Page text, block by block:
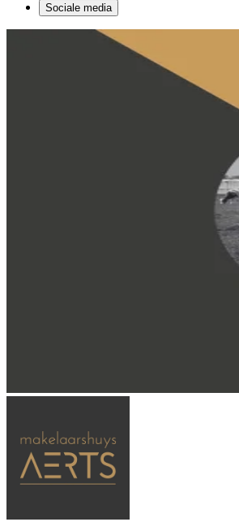
Sociale media